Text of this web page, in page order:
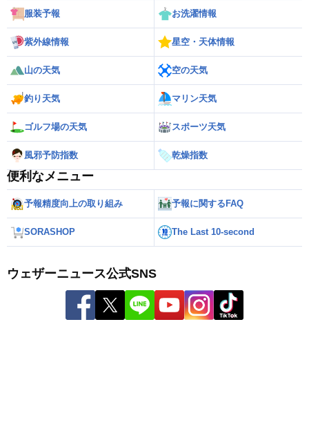
服装予報 お洗濯情報
紫外線情報 星空・天体情報
山の天気 空の天気
釣り天気 マリン天気
ゴルフ場の天気 スポーツ天気
風邪予防指数 乾燥指数
便利なメニュー
予報精度向上の取り組み 予報に関するFAQ
SORASHOP The Last 10-second
ウェザーニュース公式SNS